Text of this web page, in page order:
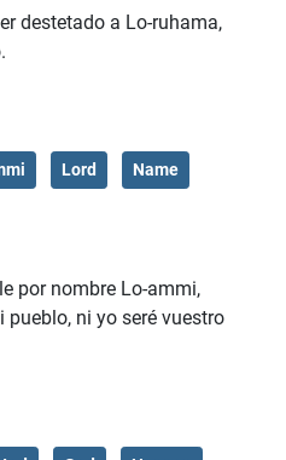
destetado a Lo-ruhama,
Lord Name
por nombre Lo-ammi,
ni yo seré vuestro